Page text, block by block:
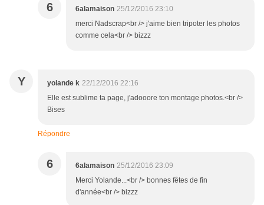
6 6alamaison 25/12/2016 23:10
merci Nadscrap<br /> j'aime bien tripoter les photos
comme cela<br /> bizzz
Y yolande k 22/12/2016 22:16
Elle est sublime ta page, j'adooore ton montage photos.<br />
Bises
Répondre
6 6alamaison 25/12/2016 23:09
Merci Yolande...<br /> bonnes fêtes de fin
d'année<br /> bizzz